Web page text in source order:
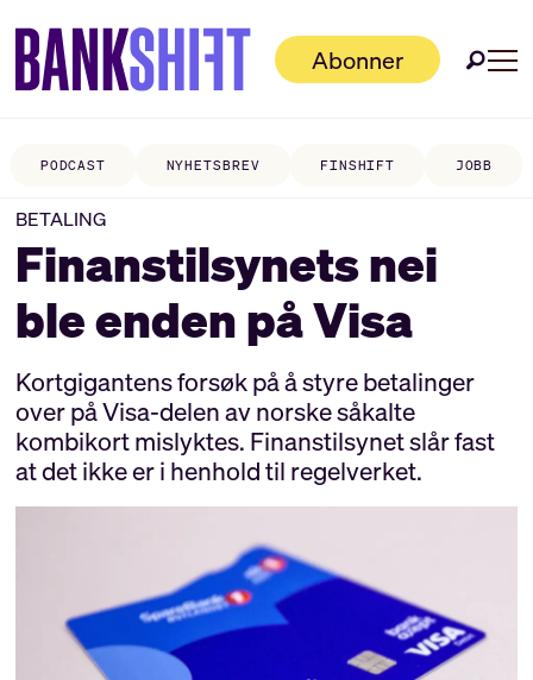
Abonner
PODCAST NYHETSBREV FINSHIFT JOBB
BETALING
Finanstilsynets nei
ble enden på Visa
Kortgigantens forsøk på å styre betalinger
over på Visa-delen av norske såkalte
kombikort mislyktes. Finanstilsynet slår fast
at det ikke er i henhold til regelverket.